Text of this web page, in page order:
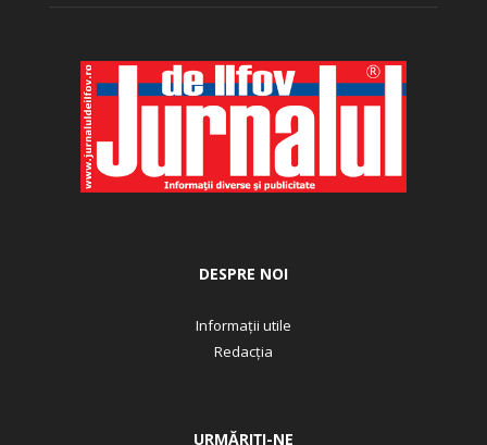
DESPRE NOI
Informații utile
Redacția
URMĂRIȚI-NE